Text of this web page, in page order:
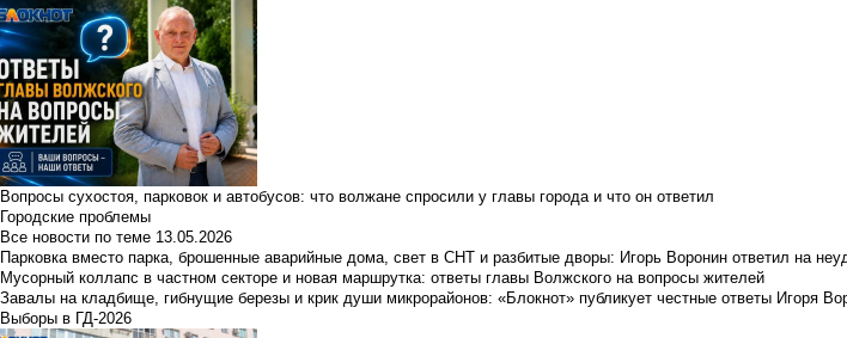
Вопросы сухостоя, парковок и автобусов: что волжане спросили у главы города и что он ответил
Городские проблемы
Все новости по теме 13.05.2026
Парковка вместо парка, брошенные аварийные дома, свет в СНТ и разбитые дворы: Игорь Воронин ответил на
Мусорный коллапс в частном секторе и новая маршрутка: ответы главы Волжского на вопросы жителей
Завалы на кладбище, гибнущие березы и крик души микрорайонов: «Блокнот» публикует честные ответы Игоря
Выборы в ГД-2026